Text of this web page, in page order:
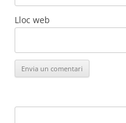
Lloc web